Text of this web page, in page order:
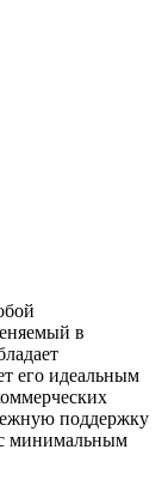
в
его идеальным
поддержку
минимальным